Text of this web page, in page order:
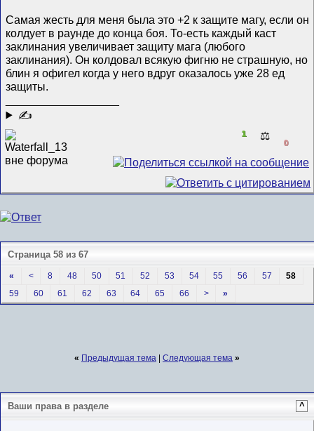
Самая жесть для меня была это +2 к защите магу, если он
колдует в раунде до конца боя. То-есть каждый каст
заклинания увеличивает защиту мага (любого
заклинания). Он колдовал всякую фигню не страшную, но
блин я офигел когда у него вдруг оказалось уже 28 ед
защиты.
✍
1 ⚖️
0
Страница 58 из 67
« < 8 48 50 51 52 53 54 55 56 57
58
59
60 61 62 63 64 65 66 > »
« Предыдущая тема | Следующая тема »
Ваши права в разделе ^